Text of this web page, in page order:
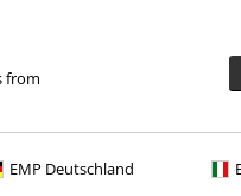
from
EMP Deutschland